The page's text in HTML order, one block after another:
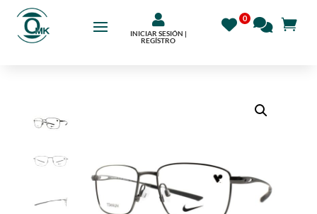

INICIAR SESIÓN |
REGÍSTRO